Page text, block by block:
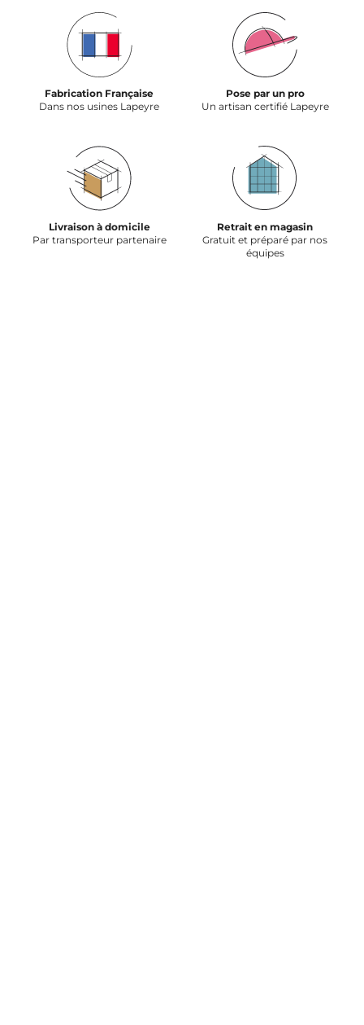
Fabrication Française
Dans nos usines Lapeyre
Pose par un pro
Un artisan certifié Lapeyre
Livraison à domicile
Par transporteur partenaire
Retrait en magasin
Gratuit et préparé par nos
équipes